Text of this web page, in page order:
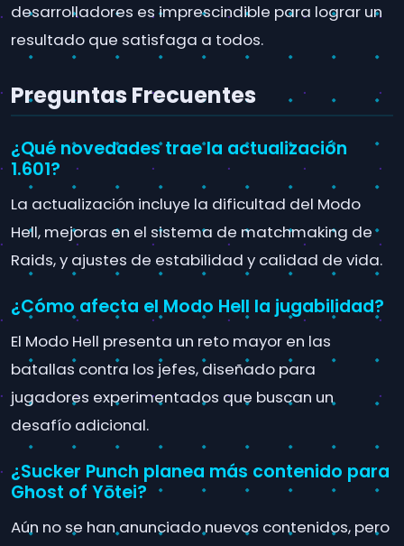
desarrolladores es imprescindible para lograr un
resultado que satisfaga a todos.
Preguntas Frecuentes
¿Qué novedades trae la actualización
1.601?
La actualización incluye la dificultad del Modo
Hell, mejoras en el sistema de matchmaking de
Raids, y ajustes de estabilidad y calidad de vida.
¿Cómo afecta el Modo Hell la jugabilidad?
El Modo Hell presenta un reto mayor en las
batallas contra los jefes, diseñado para
jugadores experimentados que buscan un
desafío adicional.
¿Sucker Punch planea más contenido para
Ghost of Yōtei?
Aún no se han anunciado nuevos contenidos, pero